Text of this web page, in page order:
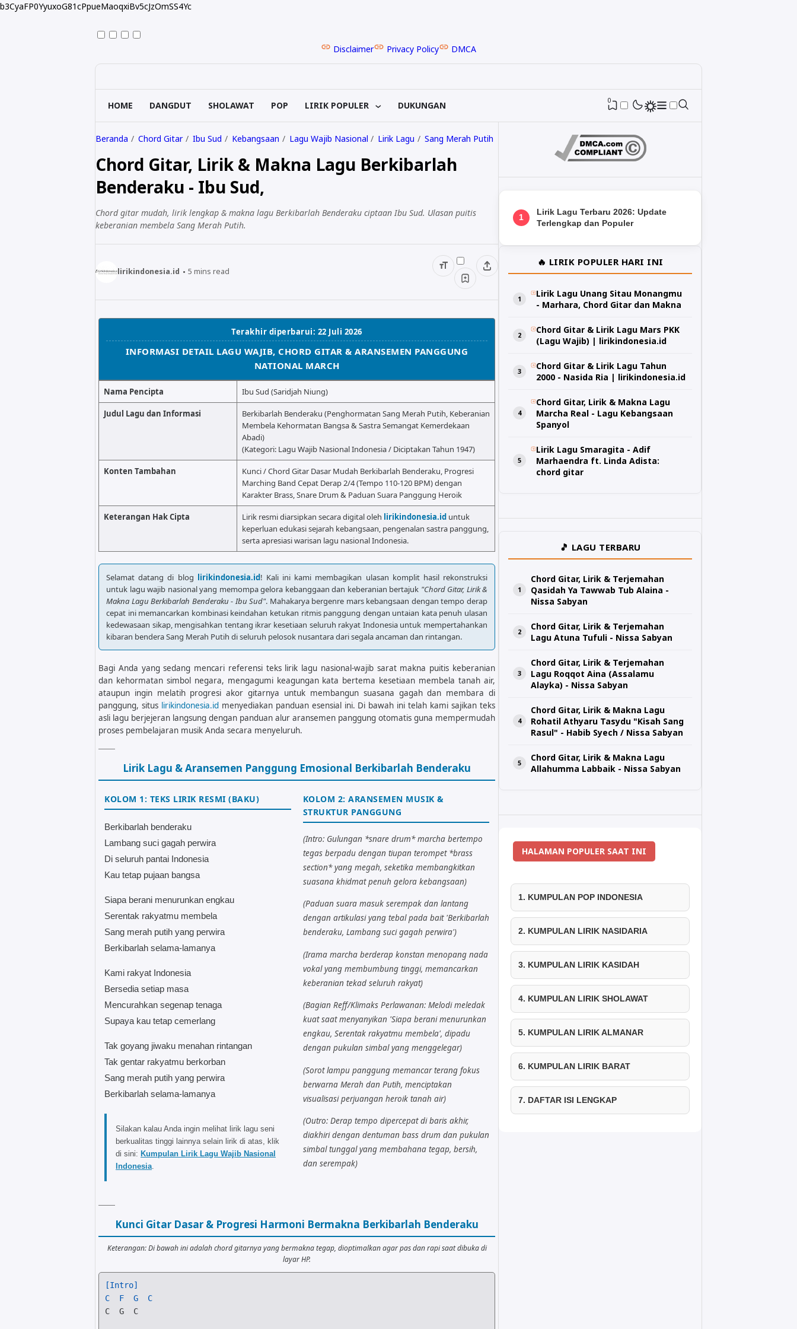
b3CyaFP0YyuxoG81cPpueMaoqxiBv5cJzOmSS4Yc
Disclaimer Privacy Policy DMCA
HOME DANGDUT SHOLAWAT POP LIRIK POPULER DUKUNGAN 0
Beranda Chord Gitar Ibu Sud Kebangsaan Lagu Wajib Nasional Lirik Lagu Sang Merah Putih
Chord Gitar, Lirik & Makna Lagu Berkibarlah
Benderaku - Ibu Sud,
Chord gitar mudah, lirik lengkap & makna lagu Berkibarlah Benderaku ciptaan Ibu Sud. Ulasan puitis
keberanian membela Sang Merah Putih.
lirikindonesia.id 5 mins read
Terakhir diperbarui: 22 Juli 2026
INFORMASI DETAIL LAGU WAJIB, CHORD GITAR & ARANSEMEN PANGGUNG
NATIONAL MARCH
Nama Pencipta Ibu Sud (Saridjah Niung)
Judul Lagu dan Informasi
Berkibarlah Benderaku (Penghormatan Sang Merah Putih, Keberanian
Membela Kehormatan Bangsa & Sastra Semangat Kemerdekaan
Abadi)
(Kategori: Lagu Wajib Nasional Indonesia / Diciptakan Tahun 1947)
Konten Tambahan
Kunci / Chord Gitar Dasar Mudah Berkibarlah Benderaku, Progresi
Marching Band Cepat Derap 2/4 (Tempo 110-120 BPM) dengan
Karakter Brass, Snare Drum & Paduan Suara Panggung Heroik
Keterangan Hak Cipta Lirik resmi diarsipkan secara digital oleh lirikindonesia.id untuk
keperluan edukasi sejarah kebangsaan, pengenalan sastra panggung,
serta apresiasi warisan lagu nasional Indonesia.
Selamat datang di blog lirikindonesia.id! Kali ini kami membagikan ulasan komplit hasil rekonstruksi
untuk lagu wajib nasional yang memompa gelora kebanggaan dan keberanian bertajuk "Chord Gitar, Lirik &
Makna Lagu Berkibarlah Benderaku - Ibu Sud". Mahakarya bergenre mars kebangsaan dengan tempo derap
cepat ini memancarkan kombinasi keindahan ketukan ritmis panggung dengan untaian kata penuh ulasan
kedewasaan sikap, mengisahkan tentang ikrar kesetiaan seluruh rakyat Indonesia untuk mempertahankan
kibaran bendera Sang Merah Putih di seluruh pelosok nusantara dari segala ancaman dan rintangan.
Bagi Anda yang sedang mencari referensi teks lirik lagu nasional-wajib sarat makna puitis keberanian
dan kehormatan simbol negara, mengagumi keagungan kata bertema kesetiaan membela tanah air,
ataupun ingin melatih progresi akor gitarnya untuk membangun suasana gagah dan membara di
panggung, situs lirikindonesia.idmenyediakan panduan esensial ini. Di bawah ini telah kami sajikan teks
asli lagu berjejeran langsung dengan panduan alur aransemen panggung otomatis guna mempermudah
proses pembelajaran musik Anda secara menyeluruh.
Lirik Lagu & Aransemen Panggung Emosional Berkibarlah Benderaku
KOLOM 1: TEKS LIRIK RESMI (BAKU)
Berkibarlah benderaku
Lambang suci gagah perwira
Di seluruh pantai Indonesia
Kau tetap pujaan bangsa
Siapa berani menurunkan engkau
Serentak rakyatmu membela
Sang merah putih yang perwira
Berkibarlah selama-lamanya
Kami rakyat Indonesia
Bersedia setiap masa
Mencurahkan segenap tenaga
Supaya kau tetap cemerlang
Tak goyang jiwaku menahan rintangan
Tak gentar rakyatmu berkorban
Sang merah putih yang perwira
Berkibarlah selama-lamanya
Silakan kalau Anda ingin melihat lirik lagu seni
berkualitas tinggi lainnya selain lirik di atas, klik
di sini: Kumpulan Lirik Lagu Wajib Nasional
Indonesia
KOLOM 2: ARANSEMEN MUSIK &
STRUKTUR PANGGUNG
(Intro: Gulungan *snare drum* marcha bertempo
tegas berpadu dengan tiupan terompet *brass
section* yang megah, seketika membangkitkan
suasana khidmat penuh gelora kebangsaan)
(Paduan suara masuk serempak dan lantang
dengan artikulasi yang tebal pada bait 'Berkibarlah
benderaku, Lambang suci gagah perwira')
(Irama marcha berderap konstan menopang nada
vokal yang membumbung tinggi, memancarkan
keberanian tekad seluruh rakyat)
(Bagian Reff/Klimaks Perlawanan: Melodi meledak
kuat saat menyanyikan 'Siapa berani menurunkan
engkau, Serentak rakyatmu membela', dipadu
dengan pukulan simbal yang menggelegar)
(Sorot lampu panggung memancar terang fokus
berwarna Merah dan Putih, menciptakan
visualisasi perjuangan heroik tanah air)
(Outro: Derap tempo dipercepat di baris akhir,
diakhiri dengan dentuman bass drum dan pukulan
simbal tunggal yang membahana tegap, bersih,
dan serempak)
Kunci Gitar Dasar & Progresi Harmoni Bermakna Berkibarlah Benderaku
Keterangan: Di bawah ini adalah chord gitarnya yang bermakna tegap, dioptimalkan agar pas dan rapi saat dibuka di
layar HP.
[Intro]
C
F G
C
C
G C
1
Lirik Lagu Terbaru 2026: Update
Terlengkap dan Populer
🔥 LIRIK POPULER HARI INI
Lirik Lagu Unang Sitau Monangmu
- Marhara, Chord Gitar dan Makna
Chord Gitar & Lirik Lagu Mars PKK
(Lagu Wajib) | lirikindonesia.id
Chord Gitar & Lirik Lagu Tahun
2000 - Nasida Ria | lirikindonesia.id
Chord Gitar, Lirik & Makna Lagu
Marcha Real - Lagu Kebangsaan
Spanyol
Lirik Lagu Smaragita - Adif
Marhaendra ft. Linda Adista:
chord gitar
🎵 LAGU TERBARU
Chord Gitar, Lirik & Terjemahan
Qasidah Ya Tawwab Tub Alaina -
Nissa Sabyan
Chord Gitar, Lirik & Terjemahan
Lagu Atuna Tufuli - Nissa Sabyan
Chord Gitar, Lirik & Terjemahan
Lagu Roqqot Aina (Assalamu
Alayka) - Nissa Sabyan
Chord Gitar, Lirik & Makna Lagu
Rohatil Athyaru Tasydu "Kisah Sang
Rasul" - Habib Syech / Nissa Sabyan
Chord Gitar, Lirik & Makna Lagu
Allahumma Labbaik - Nissa Sabyan
HALAMAN POPULER SAAT INI
1. KUMPULAN POP INDONESIA
2. KUMPULAN LIRIK NASIDARIA
3. KUMPULAN LIRIK KASIDAH
4. KUMPULAN LIRIK SHOLAWAT
5. KUMPULAN LIRIK ALMANAR
6. KUMPULAN LIRIK BARAT
7. DAFTAR ISI LENGKAP